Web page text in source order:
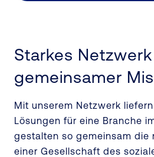
Starkes
gemeinsamer
Mit unserem Netzwerk
Lösungen für eine Branche
gestalten so gemeinsam die
einer Gesellschaft des